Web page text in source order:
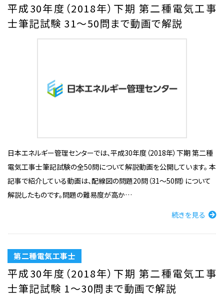
平成30年度（2018年）下期 第二種電気工事
士筆記試験 31〜50問まで動画で解説
日本エネルギー管理センターでは、平成30年度（2018年）下期 第二種
電気工事士筆記試験の全50問について解説動画を公開しています。 本
記事で紹介している動画は、配線図の問題20問（31〜50問）について
解説したものです。問題の難易度が高か…
続きを見る
第二種電気工事士
平成30年度（2018年）下期 第二種電気工事
士筆記試験 1〜30問まで動画で解説